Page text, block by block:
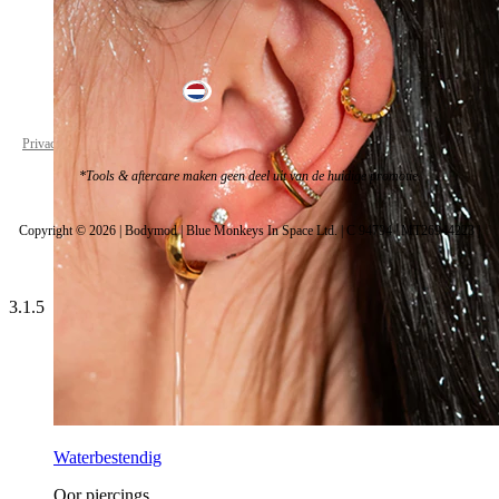
Waterbestendig
Oor piercings
Netherlands
Privacybeleid Cookie Instellingen
*Tools & aftercare maken geen deel uit van de huidige promotie.
Copyright © 2026 | Bodymod | Blue Monkeys In Space Ltd. | C 94794 | MT26944223 |
3.1.5